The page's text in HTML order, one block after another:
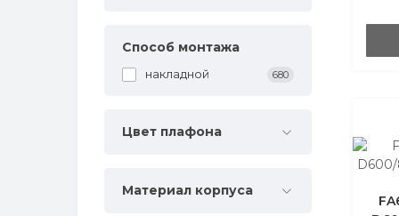
Способ монтажа
накладной 680
Цвет плафона
Материал корпуса